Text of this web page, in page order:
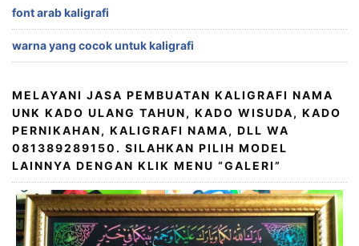
font arab kaligrafi
warna yang cocok untuk kaligrafi
MELAYANI JASA PEMBUATAN KALIGRAFI NAMA
UNK KADO ULANG TAHUN, KADO WISUDA, KADO
PERNIKAHAN, KALIGRAFI NAMA, DLL WA
081389289150. SILAHKAN PILIH MODEL
LAINNYA DENGAN KLIK MENU “GALERI”